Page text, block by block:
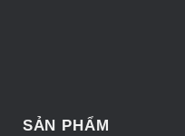
SẢN PHẨM